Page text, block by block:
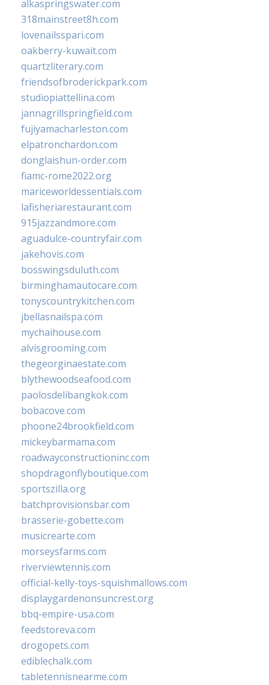
alkaspringswater.com
318mainstreet8h.com
lovenailsspari.com
oakberry-kuwait.com
quartzliterary.com
friendsofbroderickpark.com
studiopiattellina.com
jannagrillspringfield.com
fujiyamacharleston.com
elpatronchardon.com
donglaishun-order.com
fiamc-rome2022.org
mariceworldessentials.com
lafisheriarestaurant.com
915jazzandmore.com
aguadulce-countryfair.com
jakehovis.com
bosswingsduluth.com
birminghamautocare.com
tonyscountrykitchen.com
jbellasnailspa.com
mychaihouse.com
alvisgrooming.com
thegeorginaestate.com
blythewoodseafood.com
paolosdelibangkok.com
bobacove.com
phoone24brookfield.com
mickeybarmama.com
roadwayconstructioninc.com
shopdragonflyboutique.com
sportszilla.org
batchprovisionsbar.com
brasserie-gobette.com
musicrearte.com
morseysfarms.com
riverviewtennis.com
official-kelly-toys-squishmallows.com
displaygardenonsuncrest.org
bbq-empire-usa.com
feedstoreva.com
drogopets.com
ediblechalk.com
tabletennisnearme.com